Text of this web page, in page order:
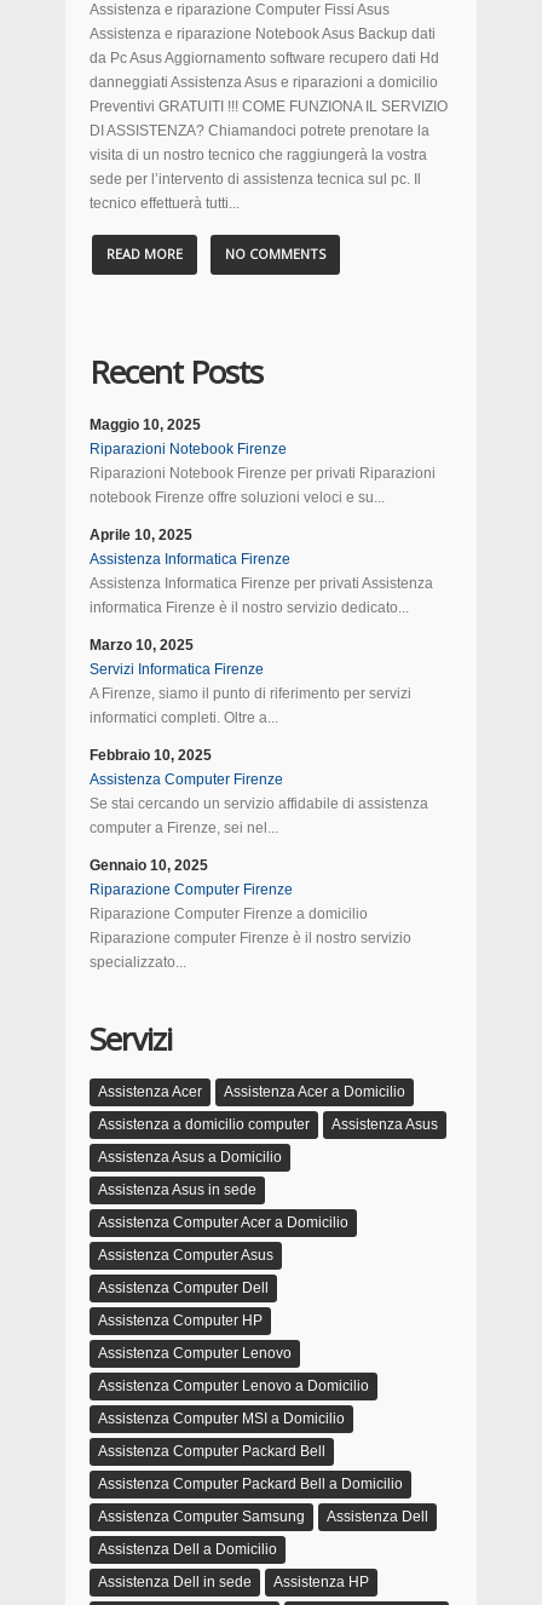
Assistenza e riparazione Computer Fissi Asus
Assistenza e riparazione Notebook Asus Backup dati
da Pc Asus Aggiornamento software recupero dati Hd
danneggiati Assistenza Asus e riparazioni a domicilio
Preventivi GRATUITI !!! COME FUNZIONA IL SERVIZIO
DI ASSISTENZA? Chiamandoci potrete prenotare la
visita di un nostro tecnico che raggiungerà la vostra
sede per l’intervento di assistenza tecnica sul pc. Il
tecnico effettuerà tutti...
READ MORE NO COMMENTS
Recent Posts
Maggio 10, 2025
Riparazioni Notebook Firenze
Riparazioni Notebook Firenze per privati Riparazioni
notebook Firenze offre soluzioni veloci e su...
Aprile 10, 2025
Assistenza Informatica Firenze
Assistenza Informatica Firenze per privati Assistenza
informatica Firenze è il nostro servizio dedicato...
Marzo 10, 2025
Servizi Informatica Firenze
A Firenze, siamo il punto di riferimento per servizi
informatici completi. Oltre a...
Febbraio 10, 2025
Assistenza Computer Firenze
Se stai cercando un servizio affidabile di assistenza
computer a Firenze, sei nel...
Gennaio 10, 2025
Riparazione Computer Firenze
Riparazione Computer Firenze a domicilio
Riparazione computer Firenze è il nostro servizio
specializzato...
Servizi
Assistenza Acer
Assistenza Acer a Domicilio
Assistenza a domicilio computer
Assistenza Asus
Assistenza Asus a Domicilio
Assistenza Asus in sede
Assistenza Computer Acer a Domicilio
Assistenza Computer Asus
Assistenza Computer Dell
Assistenza Computer HP
Assistenza Computer Lenovo
Assistenza Computer Lenovo a Domicilio
Assistenza Computer MSI a Domicilio
Assistenza Computer Packard Bell
Assistenza Computer Packard Bell a Domicilio
Assistenza Computer Samsung
Assistenza Dell
Assistenza Dell a Domicilio
Assistenza Dell in sede
Assistenza HP